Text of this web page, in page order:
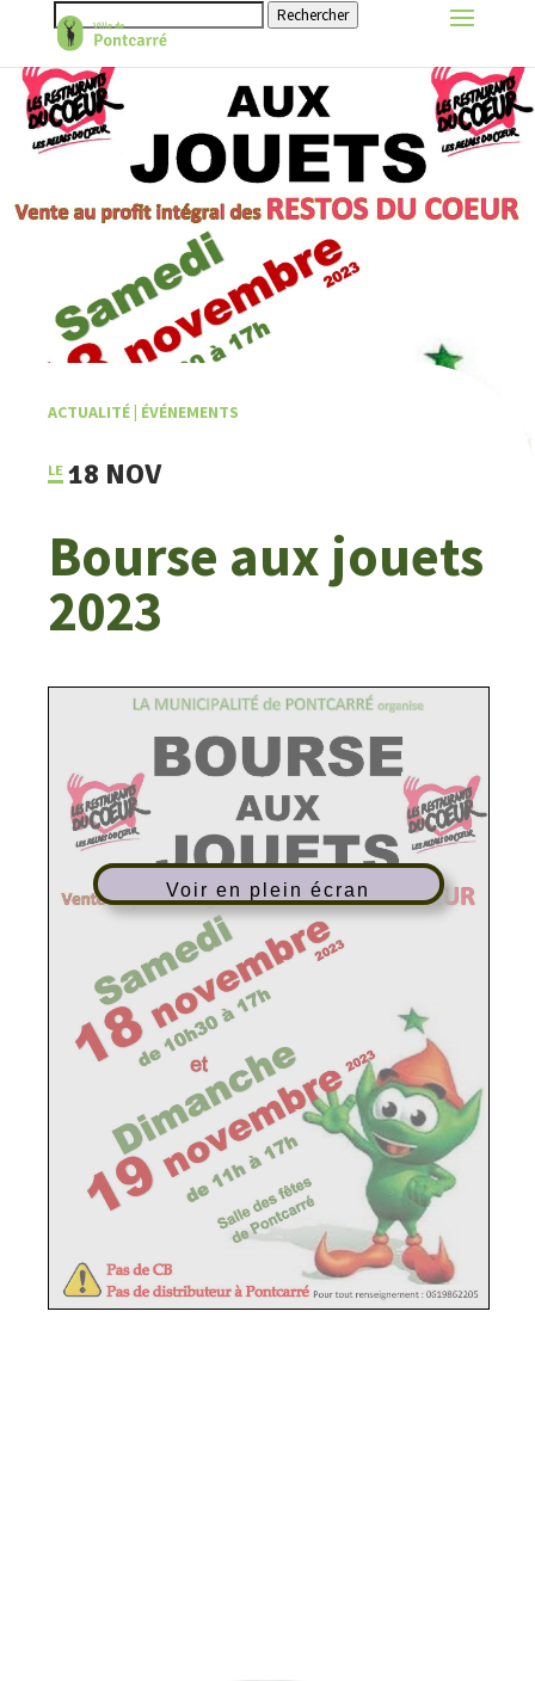
Rechercher
ACTUALITÉ| ÉVÉNEMENTS
18 NOV
Bourse aux jouets
2023
Voir en plein écran